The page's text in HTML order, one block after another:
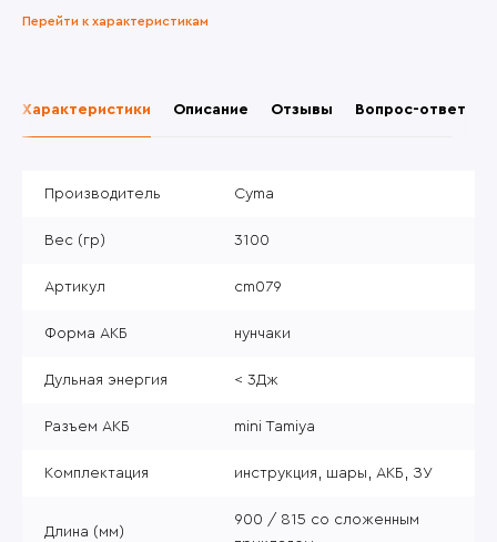
Перейти к характеристикам
Характеристики Описание Отзывы Вопрос-ответ
Производитель Cyma
Вес (гр) 3100
Артикул cm079
Форма АКБ нунчаки
Дульная энергия < 3Дж
Разъем АКБ mini Tamiya
Комплектация инструкция, шары, АКБ, ЗУ
Длина (мм)
900 / 815 со сложенным